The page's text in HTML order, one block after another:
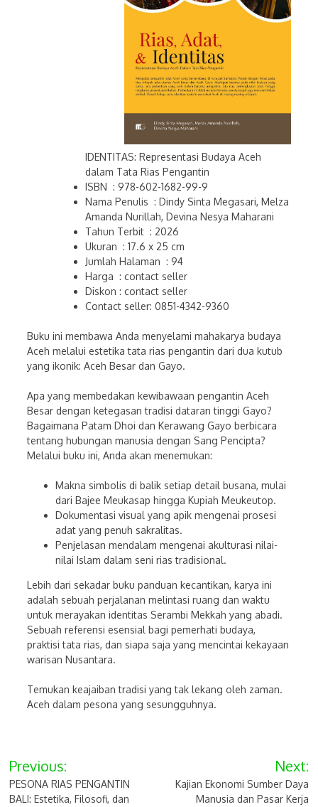
IDENTITAS: Representasi Budaya Aceh
dalam Tata Rias Pengantin
ISBN : 978-602-1682-99-9
Nama Penulis : Dindy Sinta Megasari, Melza
Amanda Nurillah, Devina Nesya Maharani
Tahun Terbit : 2026
Ukuran : 17.6 x 25 cm
Jumlah Halaman : 94
Harga : contact seller
Diskon : contact seller
Contact seller: 0851-4342-9360
Buku ini membawa Anda menyelami mahakarya budaya
Aceh melalui estetika tata rias pengantin dari dua kutub
yang ikonik: Aceh Besar dan Gayo.
Apa yang membedakan kewibawaan pengantin Aceh
Besar dengan ketegasan tradisi dataran tinggi Gayo?
Bagaimana Patam Dhoi dan Kerawang Gayo berbicara
tentang hubungan manusia dengan Sang Pencipta?
Melalui buku ini, Anda akan menemukan:
Makna simbolis di balik setiap detail busana, mulai
dari Bajee Meukasap hingga Kupiah Meukeutop.
Dokumentasi visual yang apik mengenai prosesi
adat yang penuh sakralitas.
Penjelasan mendalam mengenai akulturasi nilai-
nilai Islam dalam seni rias tradisional.
Lebih dari sekadar buku panduan kecantikan, karya ini
adalah sebuah perjalanan melintasi ruang dan waktu
untuk merayakan identitas Serambi Mekkah yang abadi.
Sebuah referensi esensial bagi pemerhati budaya,
praktisi tata rias, dan siapa saja yang mencintai kekayaan
warisan Nusantara.
Temukan keajaiban tradisi yang tak lekang oleh zaman.
Aceh dalam pesona yang sesungguhnya.
Post
navigation
Previous:
PESONA RIAS PENGANTIN
BALI: Estetika, Filosofi, dan
Next:
Kajian Ekonomi Sumber Daya
Manusia dan Pasar Kerja